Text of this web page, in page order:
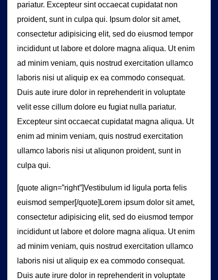
pariatur. Excepteur sint occaecat cupidatat non
proident, sunt in culpa qui. Ipsum dolor sit amet,
consectetur adipisicing elit, sed do eiusmod tempor
incididunt ut labore et dolore magna aliqua. Ut enim
ad minim veniam, quis nostrud exercitation ullamco
laboris nisi ut aliquip ex ea commodo consequat.
Duis aute irure dolor in reprehenderit in voluptate
velit esse cillum dolore eu fugiat nulla pariatur.
Excepteur sint occaecat cupidatat magna aliqua. Ut
enim ad minim veniam, quis nostrud exercitation
ullamco laboris nisi ut aliqunon proident, sunt in
culpa qui.
[quote align=”right”]Vestibulum id ligula porta felis
euismod semper[/quote]Lorem ipsum dolor sit amet,
consectetur adipisicing elit, sed do eiusmod tempor
incididunt ut labore et dolore magna aliqua. Ut enim
ad minim veniam, quis nostrud exercitation ullamco
laboris nisi ut aliquip ex ea commodo consequat.
Duis aute irure dolor in reprehenderit in voluptate